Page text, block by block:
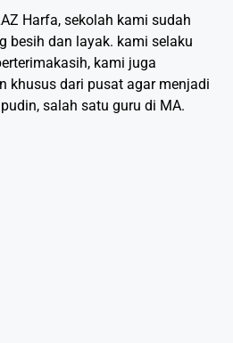
Harfa, sekolah kami sudah
besih dan layak. kami selaku
kami juga
khusus dari pusat agar menjadi
salah satu guru di MA.